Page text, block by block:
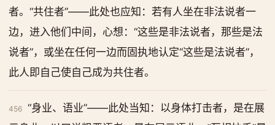
者。“共住者”——此处也应知：若有人坐在非法说者一
边，进入他们中间，心想：“这些是非法说者，那些是法
说者”，或坐在任何一边而固执地认定“这些是法说者”，
此人即自己使自己成为共住者。
456
“身业、语业”——此处当知：以身体打击者，是在展